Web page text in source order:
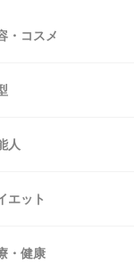
ラマじゃないの
+0
・コスメ
人
エット
・健康